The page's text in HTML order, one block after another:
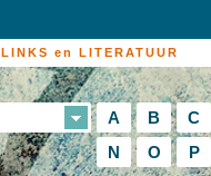
LINKS en LITERATUUR
A B C
N
O P